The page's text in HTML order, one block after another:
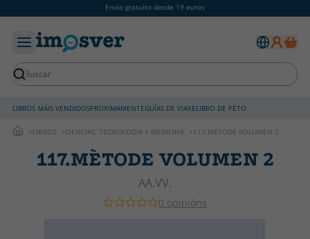
Envío gratuíto desde 19 euros
LIBROS MÁIS VENDIDOSPROXIMAMENTEGUÍAS DE VIAXELIBRO DE PETO
LIBROS CIENCIAS, TECNOLOGIA Y MEDICINA 117.MÈTODE VOLUMEN 2
117.MÈTODE VOLUMEN 2
AA.VV.
0 opinións